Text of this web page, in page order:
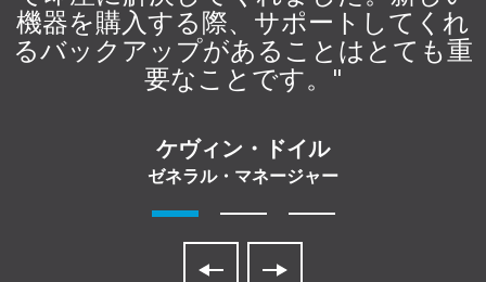
機器を購入する際、サポートしてくれ
るバックアップがあることはとても重
要なことです。"
ケヴィン・ドイル
ゼネラル・マネージャー